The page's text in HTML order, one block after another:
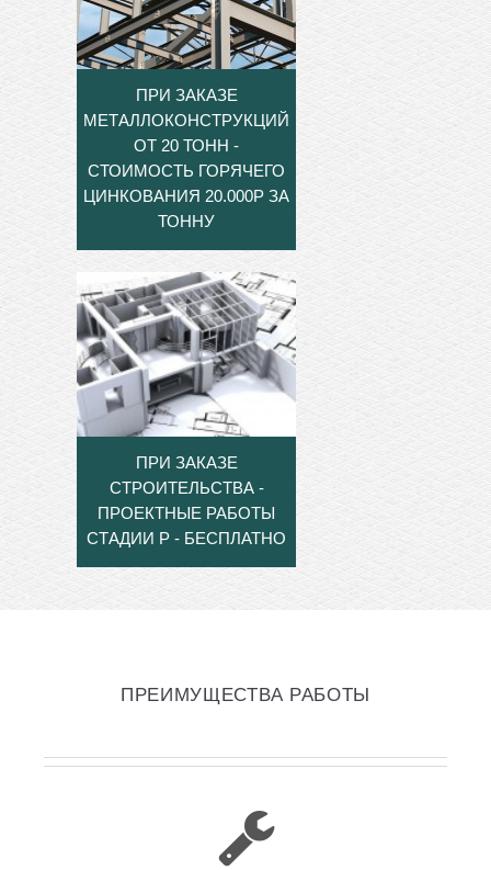
ПРИ ЗАКАЗЕ
МЕТАЛЛОКОНСТРУКЦИЙ
ОТ 20 ТОНН -
СТОИМОСТЬ ГОРЯЧЕГО
ЦИНКОВАНИЯ 20.000Р ЗА
ТОННУ
ПРИ ЗАКАЗЕ
СТРОИТЕЛЬСТВА -
ПРОЕКТНЫЕ РАБОТЫ
СТАДИИ Р - БЕСПЛАТНО
ПРЕИМУЩЕСТВА РАБОТЫ